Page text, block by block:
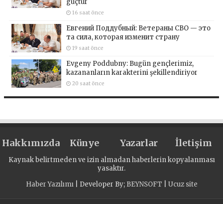
güçtür
16 saat önce
Евгений Поддубный: Ветераны СВО — это
та сила, которая изменит страну
19 saat önce
Evgeny Poddubny: Bugün gençlerimiz,
kazananların karakterini şekillendiriyor
20 saat önce
Hakkımızda Künye Yazarlar İletişim
Kaynak belirtmeden ve izin almadan haberlerin kopyalanması
yasaktır.
Haber Yazılımı| Developer By; BEYNSOFT Ucuz site